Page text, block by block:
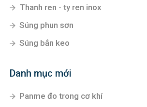
Thanh ren - ty ren inox
Súng phun sơn
Súng bắn keo
Danh mục mới
Panme đo trong cơ khí